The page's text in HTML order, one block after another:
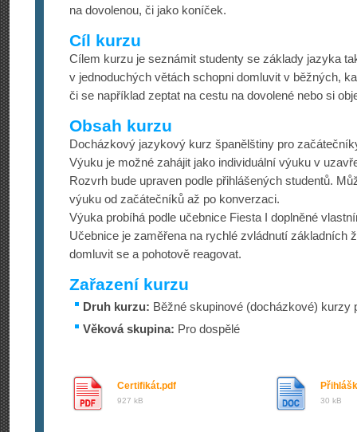
na dovolenou, či jako koníček.
Cíl kurzu
Cílem kurzu je seznámit studenty se základy jazyka
v jednoduchých větách schopni domluvit v běžných,
či se například zeptat na cestu na dovolené nebo si
Obsah kurzu
Docházkový jazykový kurz španělštiny pro
Výuku je možné zahájit jako individuální výuku v
Rozvrh bude upraven podle přihlášených studentů.
výuku od začátečníků až po konverzaci.
Výuka probíhá podle učebnice Fiesta I doplněné
Učebnice je zaměřena na rychlé zvládnutí základních
domluvit se a pohotově reagovat.
Zařazení kurzu
Druh kurzu: Běžné skupinové (docházkové) kurzy
Věková skupina: Pro dospělé
Certifikát.pdf
927 kB 30 kB